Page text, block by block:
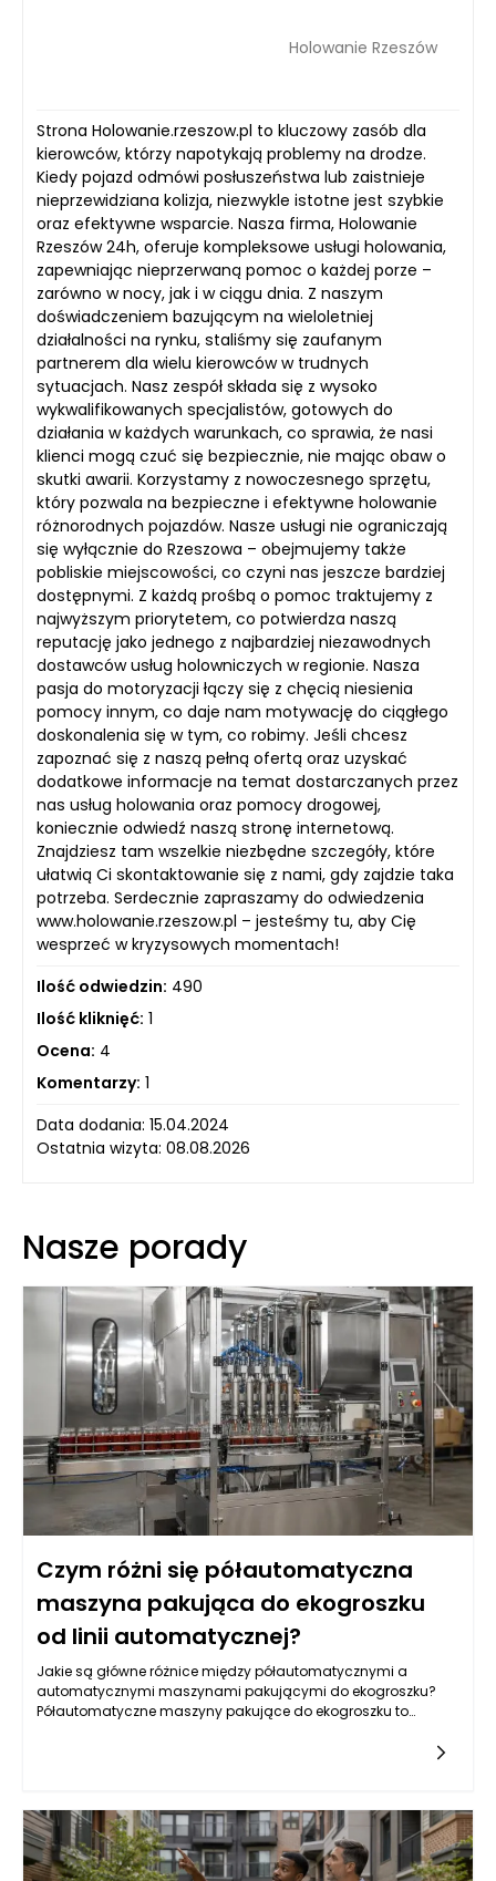
Holowanie Rzeszów
Strona Holowanie.rzeszow.pl to kluczowy zasób dla
kierowców, którzy napotykają problemy na drodze.
Kiedy pojazd odmówi posłuszeństwa lub zaistnieje
nieprzewidziana kolizja, niezwykle istotne jest szybkie
oraz efektywne wsparcie. Nasza firma, Holowanie
Rzeszów 24h, oferuje kompleksowe usługi holowania,
zapewniając nieprzerwaną pomoc o każdej porze –
zarówno w nocy, jak i w ciągu dnia. Z naszym
doświadczeniem bazującym na wieloletniej
działalności na rynku, staliśmy się zaufanym
partnerem dla wielu kierowców w trudnych
sytuacjach. Nasz zespół składa się z wysoko
wykwalifikowanych specjalistów, gotowych do
działania w każdych warunkach, co sprawia, że nasi
klienci mogą czuć się bezpiecznie, nie mając obaw o
skutki awarii. Korzystamy z nowoczesnego sprzętu,
który pozwala na bezpieczne i efektywne holowanie
różnorodnych pojazdów. Nasze usługi nie ograniczają
się wyłącznie do Rzeszowa – obejmujemy także
pobliskie miejscowości, co czyni nas jeszcze bardziej
dostępnymi. Z każdą prośbą o pomoc traktujemy z
najwyższym priorytetem, co potwierdza naszą
reputację jako jednego z najbardziej niezawodnych
dostawców usług holowniczych w regionie. Nasza
pasja do motoryzacji łączy się z chęcią niesienia
pomocy innym, co daje nam motywację do ciągłego
doskonalenia się w tym, co robimy. Jeśli chcesz
zapoznać się z naszą pełną ofertą oraz uzyskać
dodatkowe informacje na temat dostarczanych przez
nas usług holowania oraz pomocy drogowej,
koniecznie odwiedź naszą stronę internetową.
Znajdziesz tam wszelkie niezbędne szczegóły, które
ułatwią Ci skontaktowanie się z nami, gdy zajdzie taka
potrzeba. Serdecznie zapraszamy do odwiedzenia
www.holowanie.rzeszow.pl – jesteśmy tu, aby Cię
wesprzeć w kryzysowych momentach!
Ilość odwiedzin: 490
Ilość kliknięć: 1
Ocena: 4
Komentarzy: 1
Data dodania: 15.04.2024
Ostatnia wizyta: 08.08.2026
Nasze porady
Czym różni się półautomatyczna
maszyna pakująca do ekogroszku
od linii automatycznej?
Jakie są główne różnice między półautomatycznymi a
automatycznymi maszynami pakującymi do ekogroszku?
Półautomatyczne maszyny pakujące do ekogroszku to